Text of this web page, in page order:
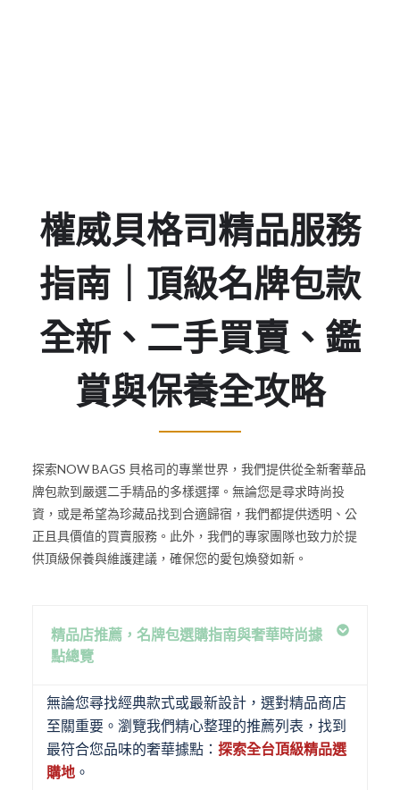
權威貝格司精品服務
指南｜頂級名牌包款
全新、二手買賣、鑑
賞與保養全攻略
探索NOW BAGS 貝格司的專業世界，我們提供從全新奢華品
牌包款到嚴選二手精品的多樣選擇。無論您是尋求時尚投
資，或是希望為珍藏品找到合適歸宿，我們都提供透明、公
正且具價值的買賣服務。此外，我們的專家團隊也致力於提
供頂級保養與維護建議，確保您的愛包煥發如新。
精品店推薦，名牌包選購指南與奢華時尚據
點總覽
無論您尋找經典款式或最新設計，選對精品商店
至關重要。瀏覽我們精心整理的推薦列表，找到
最符合您品味的奢華據點：探索全台頂級精品選
購地 。